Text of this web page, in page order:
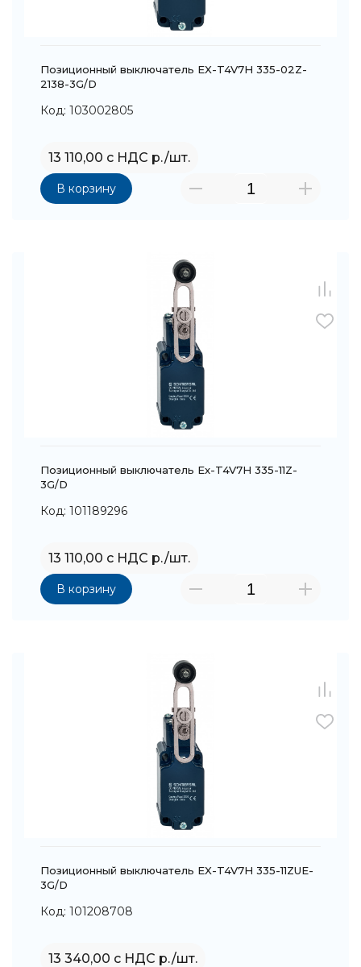
Позиционный выключатель EX-T4V7H 335-02Z-
2138-3G/D
Код: 103002805
13 110,00 с НДС р./шт.
В корзину
Позиционный выключатель Ex-T4V7H 335-11Z-
3G/D
Код: 101189296
13 110,00 с НДС р./шт.
В корзину
Позиционный выключатель EX-T4V7H 335-11ZUE-
3G/D
Код: 101208708
13 340,00 с НДС р./шт.